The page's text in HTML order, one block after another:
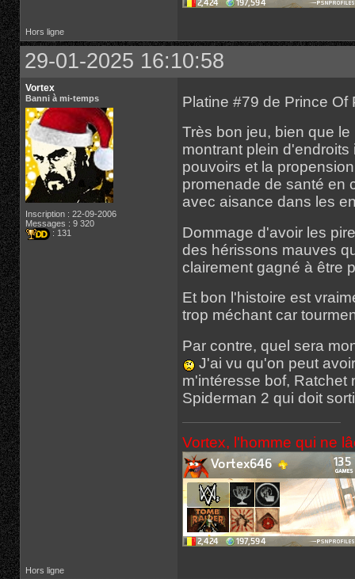
Hors ligne
29-01-2025 16:10:58
Vortex
Banni à mi-temps
Inscription : 22-09-2006
Messages : 9 320
: 131
Platine #79 de Prince
Très bon jeu, bien que
montrant plein
pouvoirs et la
promenade de santé en
avec aisance dans les
Dommage d'avoir les
des hérissons mauves
clairement gagné à être
Et bon l'histoire est
trop méchant car
Par contre, quel sera
J'ai vu qu'on peut
m'intéresse bof, Ratchet
Spiderman 2 qui doit
Vortex, l'homme qui ne
Hors ligne